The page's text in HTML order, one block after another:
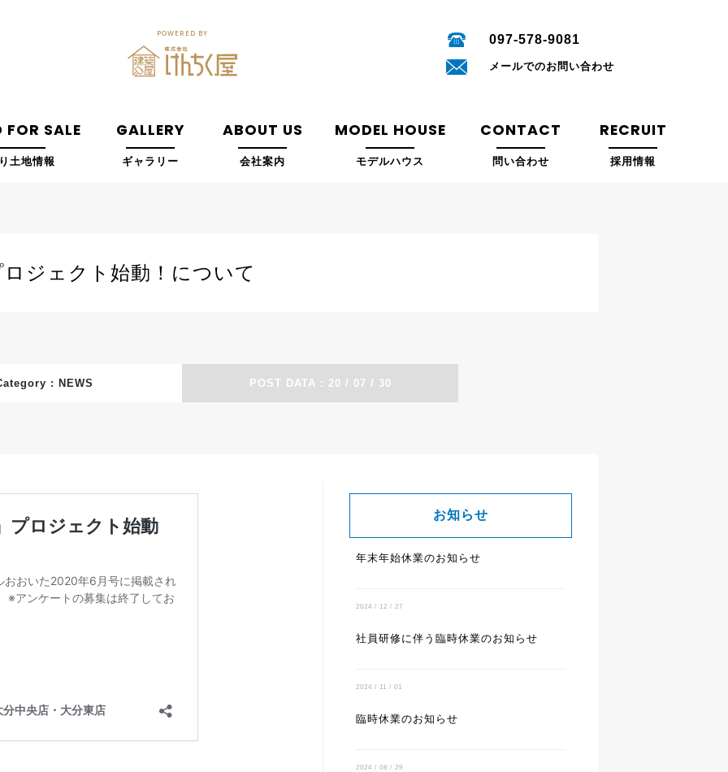
POWERED BY 097-578-9081
メールでのお問い合わせ
FOR SALE
土地情報
GALLERY
ギャラリー
ABOUT US
会社案内
MODEL HOUSE
モデルハウス
CONTACT
問い合わせ
RECRUIT
採用情報
ジェクト始動！について
: POST DATA : 20 / 07 / 30
お知らせ
年末年始休業のお知らせ
2024 / 12 / 27
社員研修に伴う臨時休業のお知らせ
2024 / 11 / 01
臨時休業のお知らせ
2024 / 08 / 29